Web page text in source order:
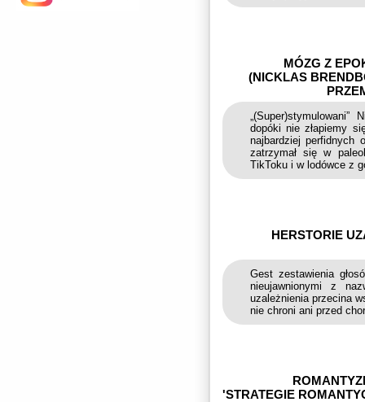
MÓZG Z
(NICKLAS
dopóki nie złapiemy
najbardziej perfidnych
zatrzymał się w
TikToku i w lodówce z
HERSTORIE
Gest zestawienia
nieujawnionymi z
uzależnienia przecina
nie chroni ani przed
'STRATEGIE